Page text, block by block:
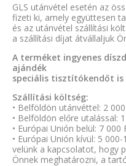
GLS utánvétel esetén az
fizeti ki, amely együttesen
és az utánvétel szállítási
a szállítási díjat átvállaljuk
A terméket ingyenes
ajándék
speciális tisztítókendőt is
Szállítási költség:
• Belföldön utánvéttel: 2
• Belföldön előre utalással:
• Európai Unión belül: 7 000
• Európai Unión kívül: 5
velünk a kapcsolatot, hogy
Önnek meghatározni, a